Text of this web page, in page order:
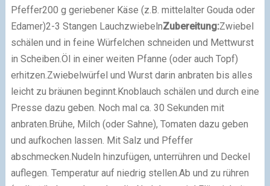
Pfeffer200 g geriebener Käse (z.B. mittelalter Gouda oder
Edamer)2-3 Stangen LauchzwiebelnZubereitung:Zwiebel
schälen und in feine Würfelchen schneiden und Mettwurst
in Scheiben. Öl in einer weiten Pfanne (oder auch Topf)
erhitzen. Zwiebelwürfel und Wurst darin anbraten bis alles
leicht zu bräunen beginnt. Knoblauch schälen und durch eine
Presse dazu geben. Noch mal ca. 30 Sekunden mit
anbraten. Brühe, Milch (oder Sahne), Tomaten dazu geben
und aufkochen lassen. Mit Salz und Pfeffer
abschmecken. Nudeln hinzufügen, unterrühren und Deckel
auflegen. Temperatur auf niedrig stellen. Ab und zu rühren